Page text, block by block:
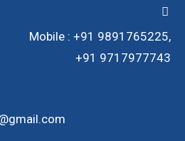
Mobile : +91 9891765225,
+91 9717977743